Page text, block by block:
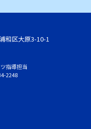
和区大原3-10-1
指導担当
2248